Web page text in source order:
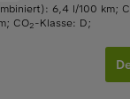
6,4 l/100 km;
; CO2-Klasse: D;